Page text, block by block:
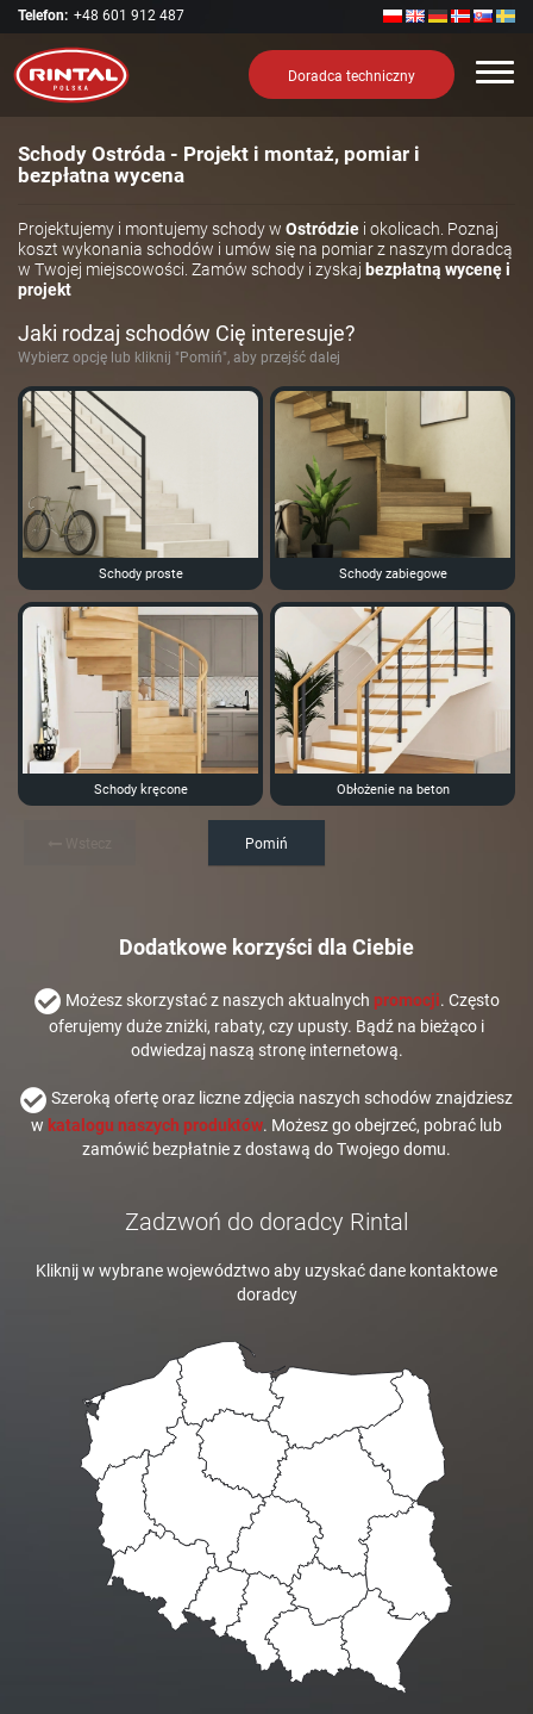
Telefon: +48 601 912 487
Doradca techniczny
Schody Ostróda - Projekt i montaż, pomiar i
bezpłatna wycena
Projektujemy i montujemy schody w Ostródzie i okolicach. Poznaj
koszt wykonania schodów i umów się na pomiar z naszym doradcą
w Twojej miejscowości. Zamów schody i zyskaj bezpłatną wycenę i
projekt
Jaki rodzaj schodów Cię interesuje?
Wybierz opcję lub kliknij "Pomiń", aby przejść dalej
Schody proste Schody zabiegowe
Schody kręcone Obłożenie na beton
Pomiń
Dodatkowe korzyści dla Ciebie
Możesz skorzystać z naszych aktualnych promocji. Często
oferujemy duże zniżki, rabaty, czy upusty. Bądź na bieżąco i
odwiedzaj naszą stronę internetową.
Szeroką ofertę oraz liczne zdjęcia naszych schodów znajdziesz
w katalogu naszych produktów. Możesz go obejrzeć, pobrać lub
zamówić bezpłatnie z dostawą do Twojego domu.
Zadzwoń do doradcy Rintal
Kliknij w wybrane województwo aby uzyskać dane kontaktowe
doradcy